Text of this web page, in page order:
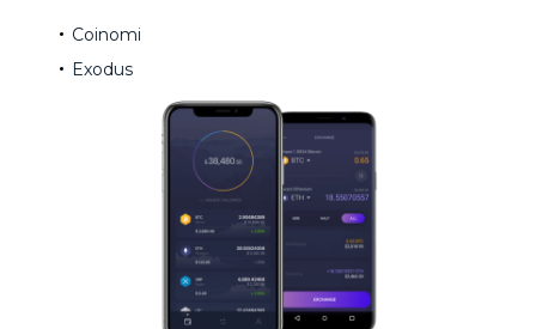
Coinomi
Exodus